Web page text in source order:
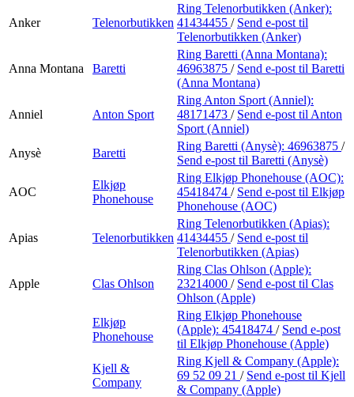
Anker Telenorbutikken
Ring Telenorbutikken (Anker):
41434455 / Send e-post til
Telenorbutikken (Anker)
Anna Montana Baretti
Ring Baretti (Anna Montana):
46963875 / Send e-post til Baretti
(Anna Montana)
Anniel Anton Sport
Ring Anton Sport (Anniel):
48171473 / Send e-post til Anton
Sport (Anniel)
Anysè
Baretti
Ring Baretti (Anysè): 46963875 /
Send e-post til Baretti (Anysè)
AOC
Elkjøp
Phonehouse
Ring Elkjøp Phonehouse (AOC):
45418474 / Send e-post til Elkjøp
Phonehouse (AOC)
Apias Telenorbutikken
Ring Telenorbutikken (Apias):
41434455 / Send e-post til
Telenorbutikken (Apias)
Apple Clas Ohlson
Ring Clas Ohlson (Apple):
23214000 / Send e-post til Clas
Ohlson (Apple)
Elkjøp
Phonehouse
Ring Elkjøp Phonehouse
(Apple): 45418474 / Send e-post
til Elkjøp Phonehouse (Apple)
Kjell &
Company
Ring Kjell & Company (Apple):
69 52 09 21 / Send e-post til Kjell
& Company (Apple)